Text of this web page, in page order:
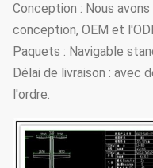
Conception : Nous
conception, OEM et
Paquets : Navigable
Délai de livraison : avec
l'ordre.